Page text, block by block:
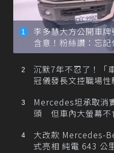
李多慧大方公開車牌
含意！粉絲讚：忘記
忙找車
沉默7年不忍了！「
冠儀發長文控職場性
Mercedes坦承取消
頭 但車內大螢幕不
大改款 Mercedes-
式亮相 純電 643 公